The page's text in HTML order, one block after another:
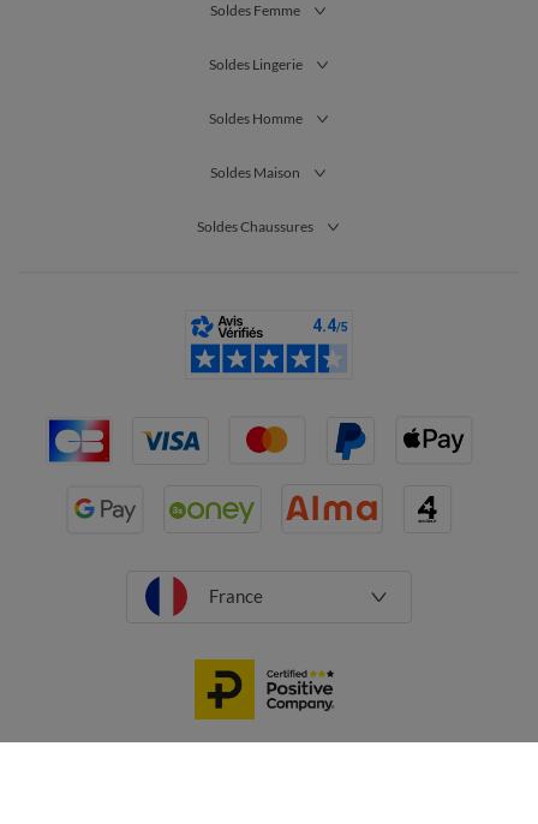
Soldes Femme
Soldes Lingerie
Soldes Homme
Soldes Maison
Soldes Chaussures
France